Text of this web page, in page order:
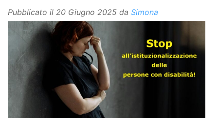
Pubblicato il 20 Giugno 2025 da Simona